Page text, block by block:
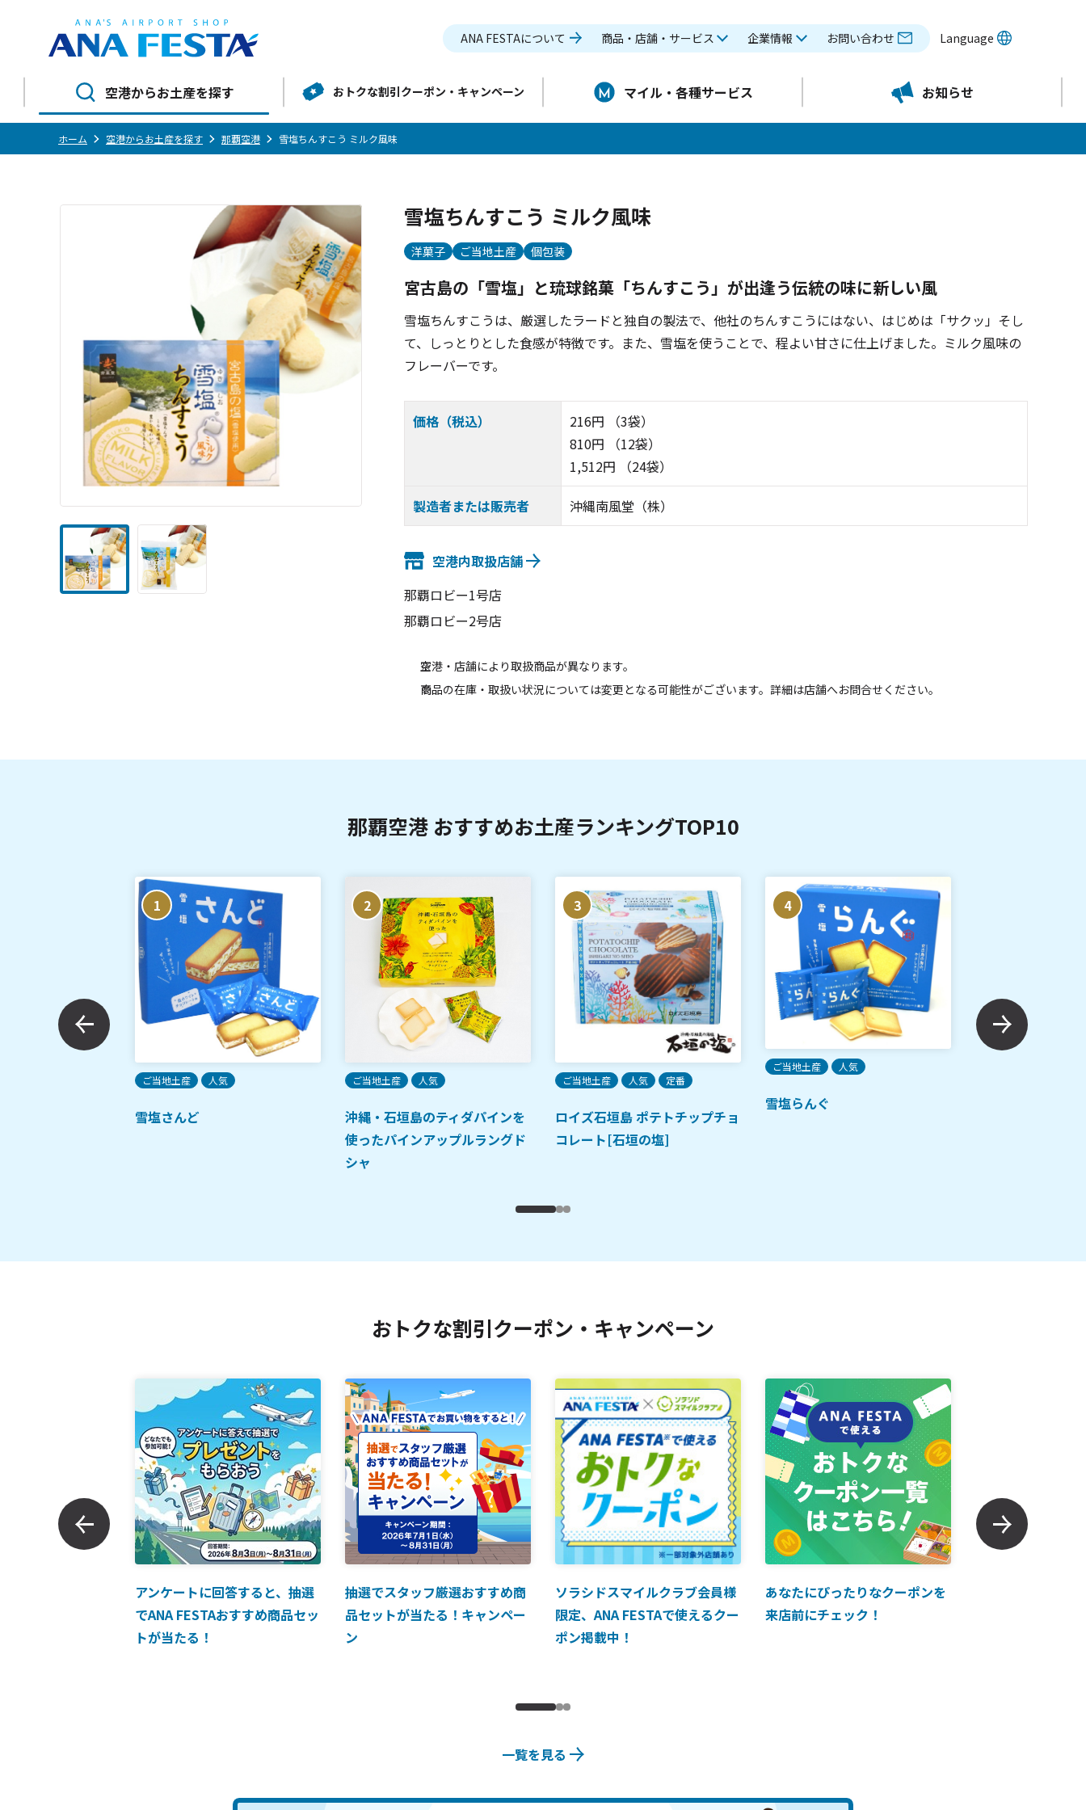
ANA FESTAについて 商品・店舗・サービス 企業情報 お問い合わせ Language
空港からお土産を探す おトクな割引クーポン・キャンペーン マイル・各種サービス お知らせ
ホーム 空港からお土産を探す 那覇空港 雪塩ちんすこう ミルク風味
雪塩ちんすこう ミルク風味
洋菓子 ご当地土産 個包装
宮古島の「雪塩」と琉球銘菓「ちんすこう」が出逢う伝統の味に新しい風
雪塩ちんすこうは、厳選したラードと独自の製法で、他社のちんすこうにはない、はじめは「サクッ」そし
て、しっとりとした食感が特徴です。また、雪塩を使うことで、程よい甘さに仕上げました。ミルク風味の
フレーバーです。
価格（税込）
216円 （3袋）
810円 （12袋）
1,512円 （24袋）
製造者または販売者 沖縄南風堂（株）
空港内取扱店舗
那覇ロビー1号店
那覇ロビー2号店
空港・店舗により取扱商品が異なります。
商品の在庫・取扱い状況については変更となる可能性がございます。詳細は店舗へお問合せください。
那覇空港 おすすめお土産ランキングTOP10
1
ご当地土産 人気
雪塩さんど
2
ご当地土産 人気
沖縄・石垣島のティダパインを
使ったパインアップルラングド
シャ
3
ご当地土産 人気 定番
ロイズ石垣島 ポテトチップチョ
コレート[石垣の塩]
4
ご当地土産 人気
雪塩らんぐ
おトクな割引クーポン・キャンペーン
アンケートに回答すると、抽選
でANA FESTAおすすめ商品セッ
トが当たる！
抽選でスタッフ厳選おすすめ商
品セットが当たる！キャンペー
ン
ソラシドスマイルクラブ会員様
限定、ANA FESTAで使えるクー
ポン掲載中！
あなたにぴったりなクーポンを
来店前にチェック！
一覧を見る